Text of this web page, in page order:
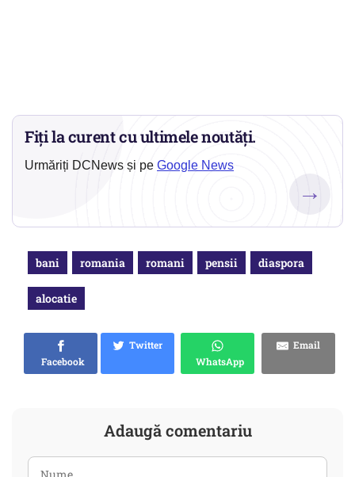
Fiți la curent cu ultimele noutăți.
Urmăriți DCNews și pe Google News
→
bani romania romani pensii diaspora
alocatie
Facebook
Twitter
WhatsApp
Email
Adaugă comentariu